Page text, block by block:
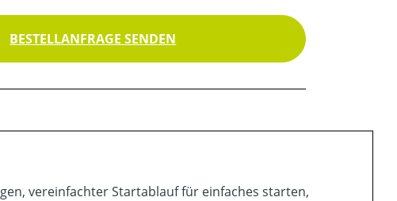
BESTELLANFRAGE SENDEN
vereinfachter Startablauf für einfaches starten,